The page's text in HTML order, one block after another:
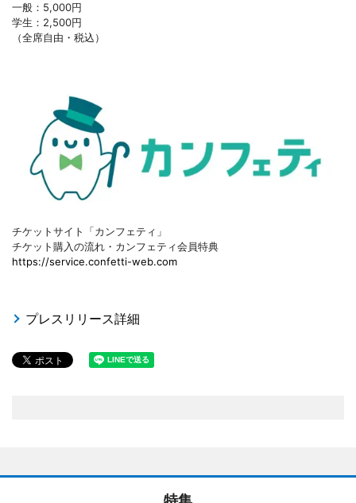
一般：5,000円
学生：2,500円
（全席自由・税込）
チケットサイト「カンフェティ」
チケット購入の流れ・カンフェティ会員特典
https://service.confetti-web.com
プレスリリース詳細